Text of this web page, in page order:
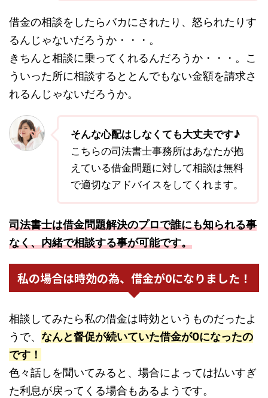
借金の相談をしたらバカにされたり、怒られたりす
るんじゃないだろうか・・・。
きちんと相談に乗ってくれるんだろうか・・・。こ
ういった所に相談するととんでもない金額を請求さ
れるんじゃないだろうか。
そんな心配はしなくても大丈夫です♪
こちらの司法書士事務所はあなたが抱
えている借金問題に対して相談は無料
で適切なアドバイスをしてくれます。
司法書士は借金問題解決のプロで誰にも知られる事
なく、内緒で相談する事が可能です。
私の場合は時効の為、借金が0になりました！
相談してみたら私の借金は時効というものだったよ
うで、 なんと督促が続いていた借金が0になったの
です！
色々話しを聞いてみると、場合によっては払いすぎ
た利息が戻ってくる場合もあるようです。